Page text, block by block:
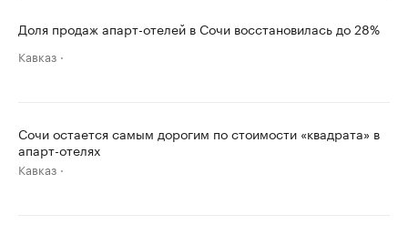
Доля продаж апарт-отелей в Сочи восстановилась до 28%
Кавказ
Сочи остается самым дорогим по стоимости «квадрата» в
апарт-отелях
Кавказ